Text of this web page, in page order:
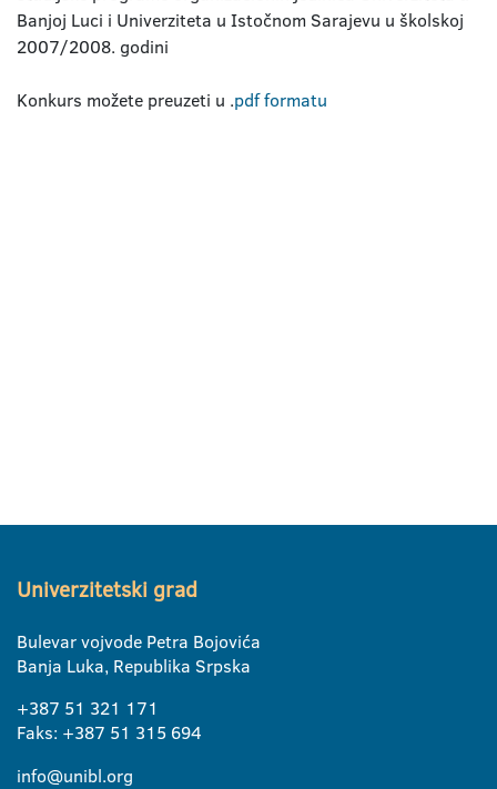
Banjoj Luci i Univerziteta u Istočnom Sarajevu u školskoj
2007/2008. godini
Konkurs možete preuzeti u .pdf formatu
Univerzitetski grad
Bulevar vojvode Petra Bojovića
Banja Luka, Republika Srpska
+387 51 321 171
Faks: +387 51 315 694
info@unibl.org